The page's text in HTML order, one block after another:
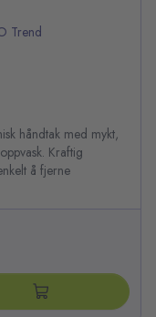
Trend
håndtak med mykt,
Kraftig
å fjerne